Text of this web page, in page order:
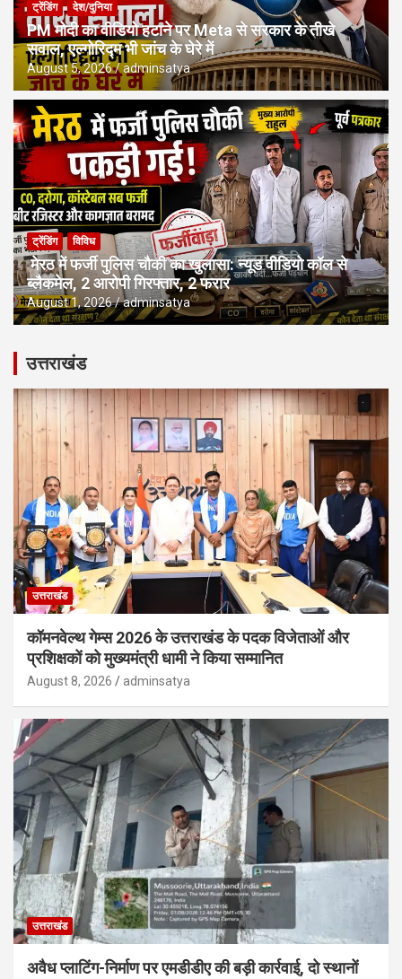
ट्रेंडिंग देश/दुनिया
PM मोदी का वीडियो हटाने पर Meta से सरकार के तीखे
सवाल, एल्गोरिद्म भी जांच के घेरे में
August 5, 2026 adminsatya
ट्रेंडिंग विविध
मेरठ में फर्जी पुलिस चौकी का खुलासा: न्यूड वीडियो कॉल से
ब्लैकमेल, 2 आरोपी गिरफ्तार, 2 फरार
August 1, 2026 adminsatya
उत्तराखंड
उत्तराखंड
कॉमनवेल्थ गेम्स 2026 के उत्तराखंड के पदक विजेताओं और
प्रशिक्षकों को मुख्यमंत्री धामी ने किया सम्मानित
August 8, 2026 adminsatya
उत्तराखंड
अवैध प्लाटिंग-निर्माण पर एमडीडीए की बड़ी कार्रवाई, दो स्थानों